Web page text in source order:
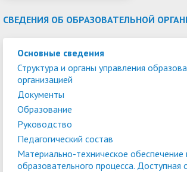
СВЕДЕНИЯ ОБ ОБРАЗОВАТЕЛЬНОЙ
Основные сведения
Структура и органы управления
организацией
Документы
Образование
Руководство
Педагогический состав
Материально-техническое обеспечение
образовательного процесса. Доступная